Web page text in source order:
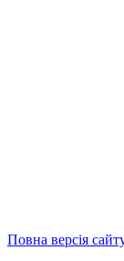
Повна версія